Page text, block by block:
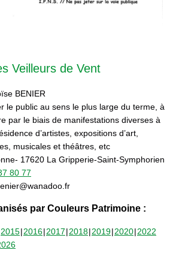
Veilleurs de Vent
BENIER
le public au sens le plus large du terme, à
par le biais de manifestations diverses à
d’artistes, expositions d’art,
musicales et théâtres, etc
17620 La Gripperie-Saint-Symphorien
80 77
par Couleurs Patrimoine :
2015 2016 2017 2018 2019 2020 2022